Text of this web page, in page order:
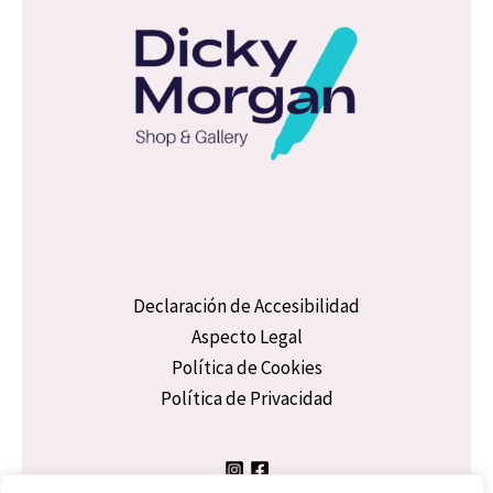
Declaración de Accesibilidad
Aspecto Legal
Política de Cookies
Política de Privacidad